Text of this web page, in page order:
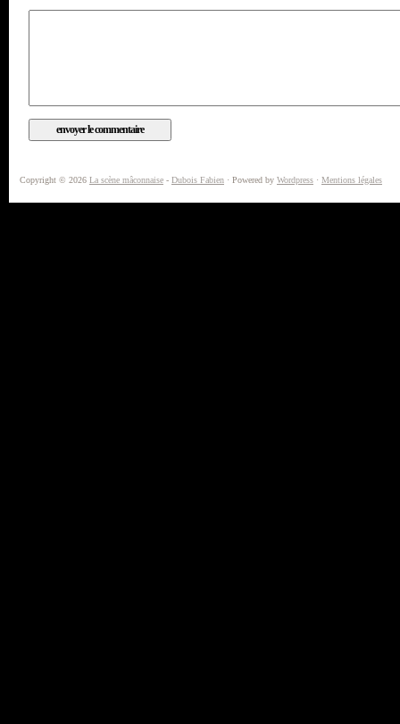
Copyright © 2026 La scène mâconnaise - Dubois Fabien · Powered by Wordpress · Mentions légales